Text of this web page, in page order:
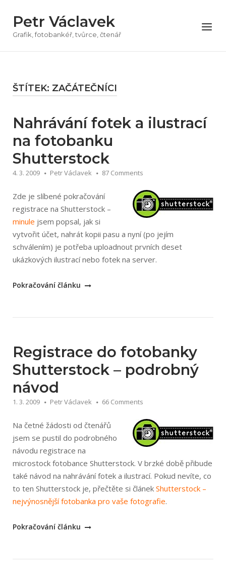
obsah
Petr Václavek
Grafik, fotobankéř, tvůrce, čtenář
Menu
ŠTÍTEK: ZAČÁTEČNÍCI
Nahrávání fotek a ilustrací
na fotobanku
Shutterstock
4. 3. 2009 Petr Václavek 87 Comments
Zde je slíbené pokračování
registrace na Shutterstock –
minule jsem popsal, jak si
vytvořit účet, nahrát kopii pasu a nyní (po jejím
schválením) je potřeba uploadnout prvních deset
ukázkových ilustrací nebo fotek na server.
„Nahrávání
fotobanku
Shutterstock“
Pokračování článku
Registrace do fotobanky
Shutterstock – podrobný
návod
1. 3. 2009 Petr Václavek 66 Comments
Na četné žádosti od čtenářů
jsem se pustil do podrobného
návodu registrace na
microstock fotobance Shutterstock. V brzké době přibude
také návod na nahrávání fotek a ilustrací. Pokud nevíte, co
to ten Shutterstock je, přečtěte si článek Shutterstock –
nejvýnosnější fotobanka pro vaše fotografie.
„Registrace
Pokračování článku